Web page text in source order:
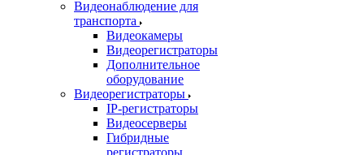
Видеонаблюдение для
транспорта
Видеокамеры
Видеорегистраторы
Дополнительное
оборудование
Видеорегистраторы
IP-регистраторы
Видеосерверы
Гибридные
регистраторы